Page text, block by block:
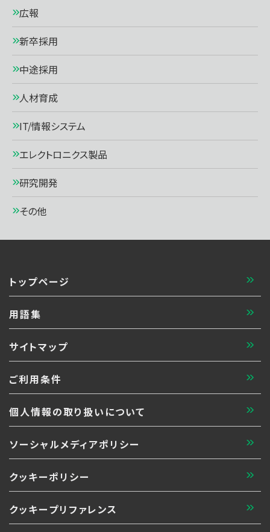
広報
新卒採用
中途採用
人材育成
IT/情報システム
エレクトロニクス製品
研究開発
その他
トップページ
用語集
サイトマップ
ご利用条件
個人情報の取り扱いについて
ソーシャルメディアポリシー
クッキーポリシー
クッキープリファレンス